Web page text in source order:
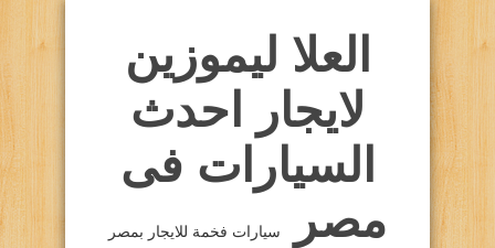
العلا ليموزين
لايجار احدث
السيارات فى
مصر
سيارات فخمة للايجار بمصر